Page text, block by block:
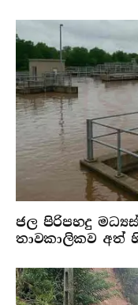
ජල පිරිපහදු
තාවකාලිකව අත්